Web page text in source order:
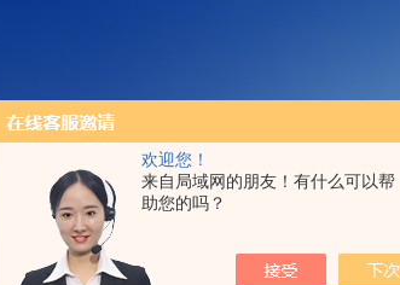
欢迎您！
来自局域网的朋友！有什么可以帮
助您的吗？